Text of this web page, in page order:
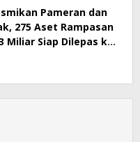
Pameran dan
275 Aset Rampasan
Miliar Siap Dilepas ke